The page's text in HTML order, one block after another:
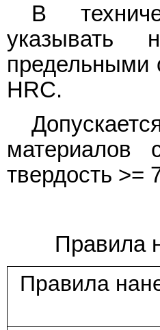
В
указывать
предельными
HRC.
твердость >=
Правила
Правила